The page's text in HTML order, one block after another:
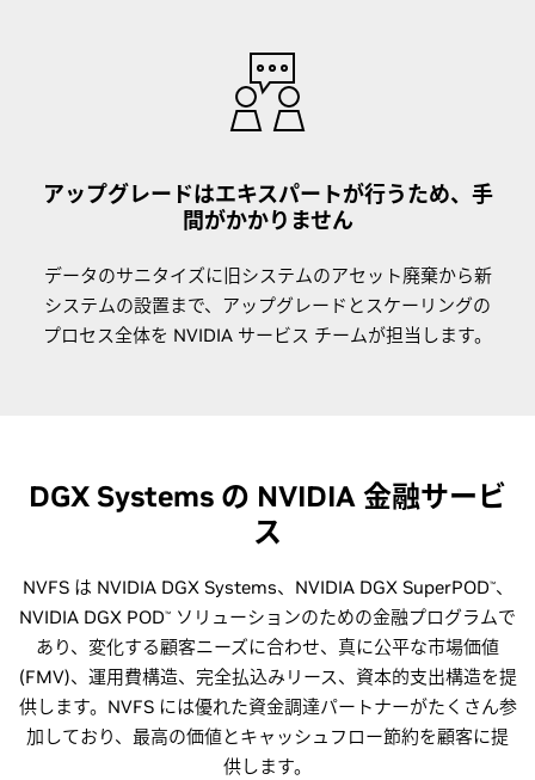
アップグレードはエキスパートが行うため、手
間がかかりません
データのサニタイズに旧システムのアセット廃棄から新
システムの設置まで、アップグレードとスケーリングの
プロセス全体を NVIDIA サービス チームが担当します。
DGX Systems の NVIDIA 金融サービ
ス
NVFS は NVIDIA DGX Systems、NVIDIA DGX SuperPOD™、
NVIDIA DGX POD™
ソリューションのための金融プログラムで
あり、変化する顧客ニーズに合わせ、真に公平な市場価値
(FMV)、運用費構造、完全払込みリース、資本的支出構造を提
供します。NVFS には優れた資金調達パートナーがたくさん参
加しており、最高の価値とキャッシュフロー節約を顧客に提
供します。